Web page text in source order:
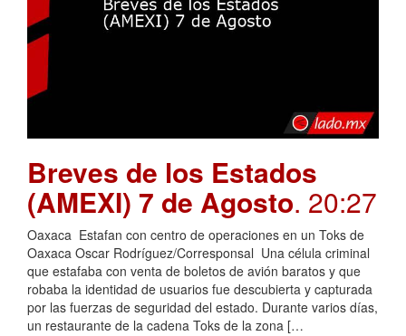
Breves de los Estados
(AMEXI) 7 de Agosto. 20:27
Oaxaca Estafan con centro de operaciones en un Toks de
Oaxaca Oscar Rodríguez/Corresponsal Una célula criminal
que estafaba con venta de boletos de avión baratos y que
robaba la identidad de usuarios fue descubierta y capturada
por las fuerzas de seguridad del estado. Durante varios días,
un restaurante de la cadena Toks de la zona […